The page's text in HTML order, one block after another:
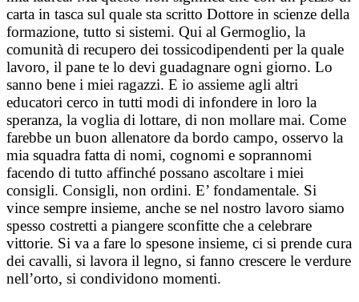
carta in tasca sul quale sta scritto Dottore in scienze della
formazione, tutto si sistemi. Qui al Germoglio, la
comunità di recupero dei tossicodipendenti per la quale
lavoro, il pane te lo devi guadagnare ogni giorno. Lo
sanno bene i miei ragazzi. E io assieme agli altri
educatori cerco in tutti modi di infondere in loro la
speranza, la voglia di lottare, di non mollare mai. Come
farebbe un buon allenatore da bordo campo, osservo la
mia squadra fatta di nomi, cognomi e soprannomi
facendo di tutto affinché possano ascoltare i miei
consigli. Consigli, non ordini. E’ fondamentale. Si
vince sempre insieme, anche se nel nostro lavoro siamo
spesso costretti a piangere sconfitte che a celebrare
vittorie. Si va a fare lo spesone insieme, ci si prende cura
dei cavalli, si lavora il legno, si fanno crescere le verdure
nell’orto, si condividono momenti.